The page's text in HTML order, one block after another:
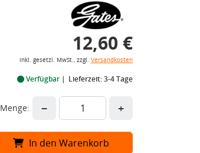
12,60 €
inkl. gesetzl. MwSt., zzgl. Versandkosten
Verfügbar Lieferzeit: 3-4 Tage
Menge: − +
In den Warenkorb